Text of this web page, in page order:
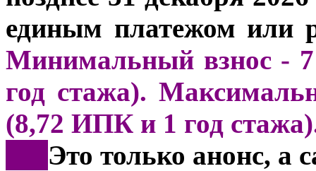
единым платежом или
Минимальный взнос -
год стажа).
(8,72 ИПК и 1 год
Это только анонс, а